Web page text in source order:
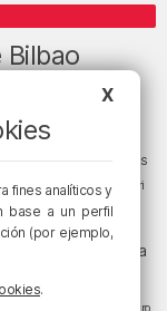
BEC (Bilbao
Bizkaia
cultura Cáritas
el tiempo Enkarterri
Vasco)
LaLiga
LaLiga
sucesos Teatro
X
fines analíticos y
base a un perfil
(por ejemplo,
.